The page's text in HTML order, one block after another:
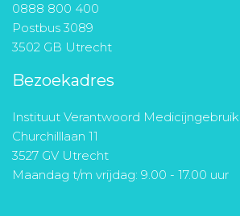
0888 800 400
Postbus 3089
3502 GB Utrecht
Bezoekadres
Instituut Verantwoord Medicijngebruik
Churchilllaan 11
3527 GV Utrecht
Maandag t/m vrijdag: 9.00 - 17.00 uur